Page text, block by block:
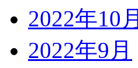
2022年10月
2022年9月